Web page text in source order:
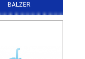
BALZER